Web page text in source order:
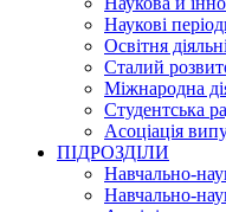
Наукові
Освітня
Сталий
Міжнародна
Студентська
Асоціація
ПІДРОЗДІЛИ
Навчально-
Навчально-